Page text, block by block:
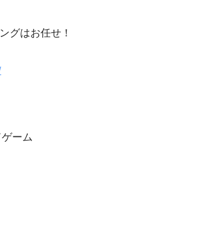
グはお任せ！
ーム